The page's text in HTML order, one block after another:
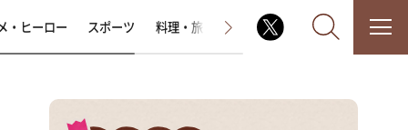
・ヒーロー スポーツ 料理・旅 ラジオ番組 その他